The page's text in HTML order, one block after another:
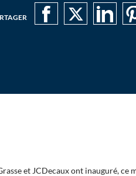
et JCDecaux ont inauguré,